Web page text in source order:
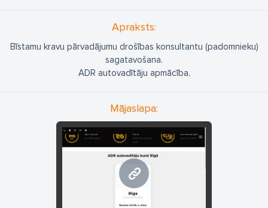
Apraksts:
Bīstamu kravu pārvadājumu drošības konsultantu (padomnieku)
sagatavošana.
ADR autovadītāju apmācība.
Mājaslapa: